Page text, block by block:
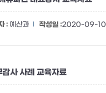
예산과
2020-09-10
사 사례 교육자료